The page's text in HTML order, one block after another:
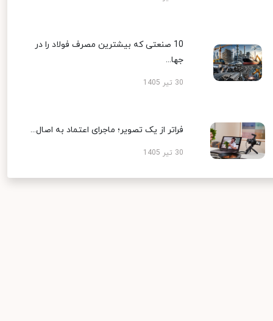
10 صنعتی که بیشترین مصرف فولاد را در
جها...
30 تیر 1405
فراتر از یک تصویر؛ ماجرای اعتماد به اصال...
30 تیر 1405